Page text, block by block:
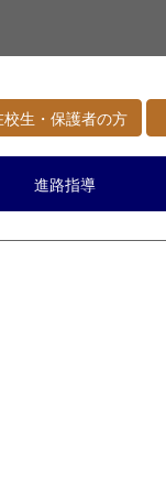
校生・保護者の方
進路指導